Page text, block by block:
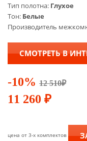
Тип полотна: Глухое
Тон: Белые
Производитель
СМОТРЕТЬ В
-10% 12 510₽
11 260 ₽
цена от 3-х комплектов